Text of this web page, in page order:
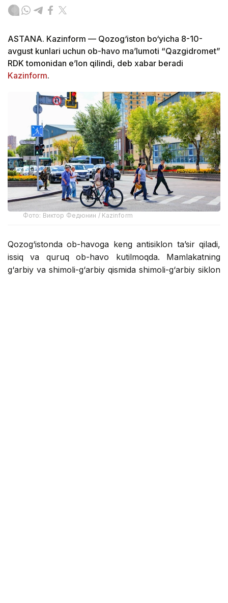
ASTANA. Kazinform — Qozog‘iston bo‘yicha 8-10-
avgust kunlari uchun ob-havo ma’lumoti “Qazgidromet”
RDK tomonidan e’lon qilindi, deb xabar beradi
Kazinform.
Фото: Виктор Федюнин / Kazinform
Qozog‘istonda ob-havoga keng antisiklon ta’sir qiladi,
issiq va quruq ob-havo kutilmoqda. Mamlakatning
g‘arbiy va shimoli-g‘arbiy qismida shimoli-g‘arbiy siklon